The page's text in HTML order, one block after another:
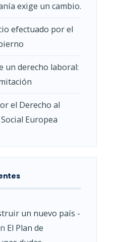
exige un cambio.
efectuado por el
un derecho laboral:
el Derecho al
Europea
un nuevo país -
El Plan de